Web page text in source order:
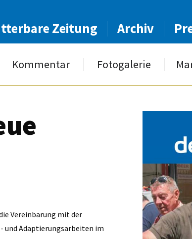
Zeitung Archiv
Kommentar Fotogalerie
Vereinbarung mit der
und Adaptierungsarbeiten im